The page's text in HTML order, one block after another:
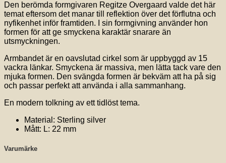
Den berömda formgivaren Regitze Overgaard valde det här
temat eftersom det manar till reflektion över det förflutna och
nyfikenhet inför framtiden. I sin formgivning använder hon
formen för att ge smyckena karaktär snarare än
utsmyckningen.
Armbandet är en oavslutad cirkel som är uppbyggd av 15
vackra länkar. Smyckena är massiva, men lätta tack vare den
mjuka formen. Den svängda formen är bekväm att ha på sig
och passar perfekt att använda i alla sammanhang.
En modern tolkning av ett tidlöst tema.
Material: Sterling silver
Mått: L: 22 mm
Varumärke